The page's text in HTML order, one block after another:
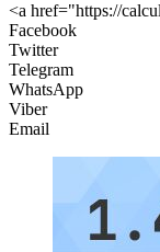
<a href="https://
Facebook
Twitter
Telegram
WhatsApp
Viber
Email